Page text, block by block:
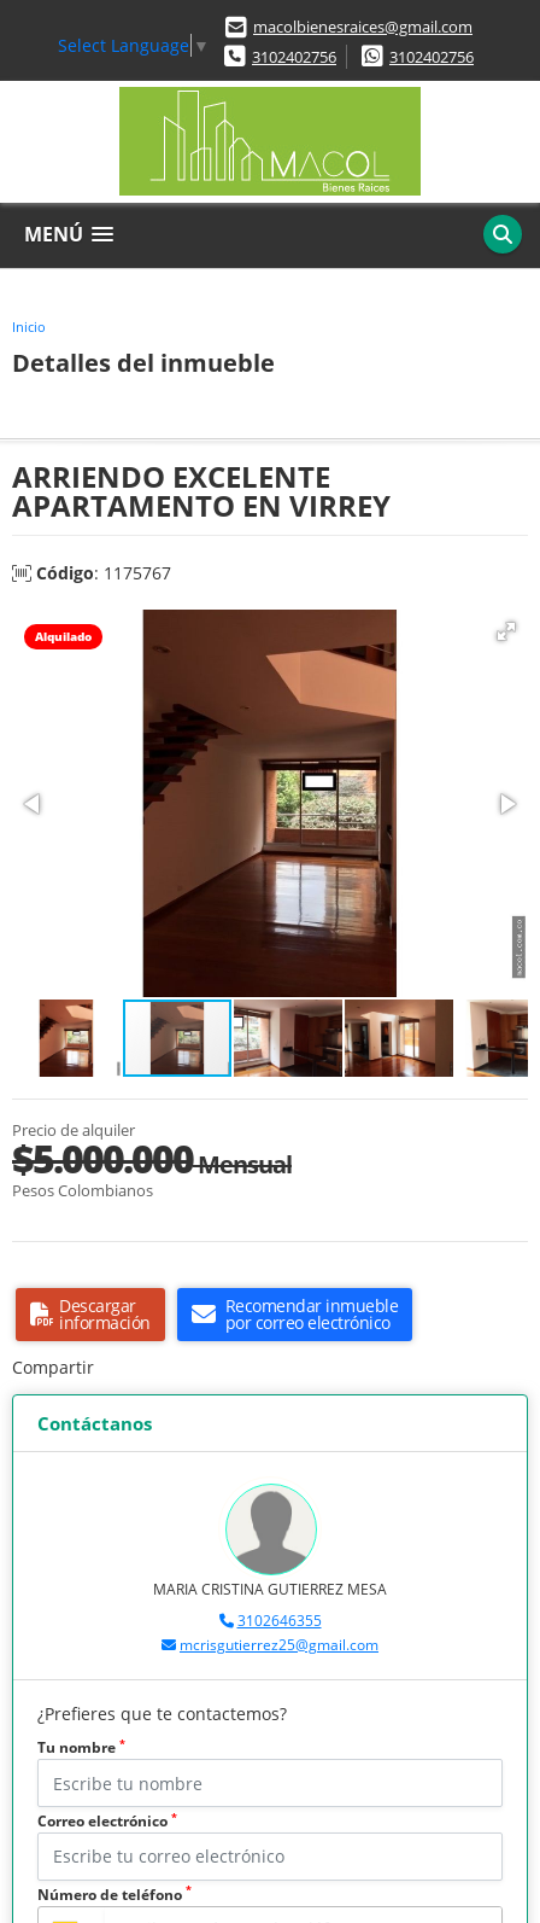
Select Language ▼
macolbienesraices@gmail.com
3102402756
3102402756
MENÚ
Inicio
Detalles del inmueble
ARRIENDO EXCELENTE
APARTAMENTO EN VIRREY
Código: 1175767
Alquilado
Precio de alquiler
$5.000.000Mensual
Pesos Colombianos
Descargar
información
Recomendar inmueble
por correo electrónico
Compartir
Contáctanos
MARIA CRISTINA GUTIERREZ MESA
3102646355
mcrisgutierrez25@gmail.com
¿Prefieres que te contactemos?
Tu nombre *
Correo electrónico *
Número de teléfono *